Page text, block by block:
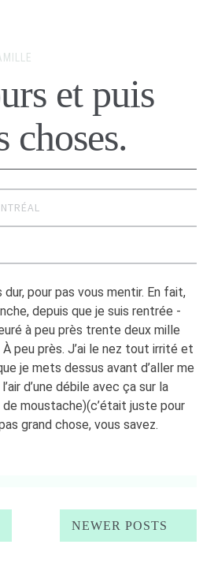
et puis
choses.
pour pas vous mentir. En fait,
depuis que je suis rentrée -
à peu près trente deux mille
peu près. J’ai le nez tout irrité et
je mets dessus avant d’aller me
d’une débile avec ça sur la
de moustache)(c’était juste pour
grand chose, vous savez.
NEWER POSTS